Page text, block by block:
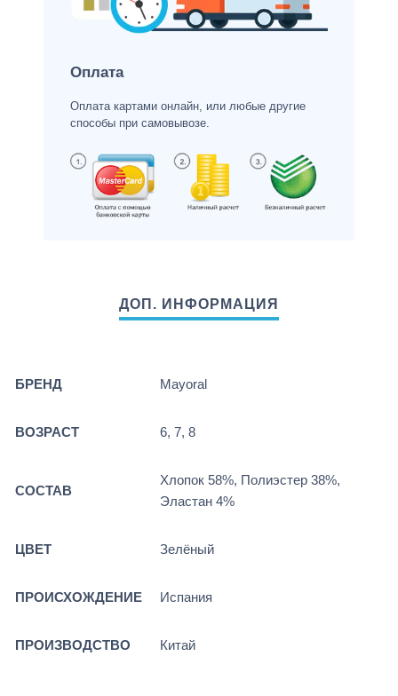
Оплата
Оплата картами онлайн, или любые другие
способы при самовывозе.
БРЕНД Mayoral
ВОЗРАСТ 6, 7, 8
СОСТАВ
Хлопок 58%, Полиэстер 38%,
Эластан 4%
ЦВЕТ Зелёный
ПРОИСХОЖДЕНИЕ Испания
ПРОИЗВОДСТВО Китай